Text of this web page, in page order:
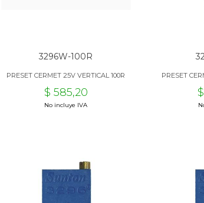
3296W-100R
PRESET CERMET 25V VERTICAL 100R
$ 585,20
No incluye IVA
PRESET